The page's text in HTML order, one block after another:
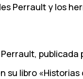
Perrault y los
publicada
su libro